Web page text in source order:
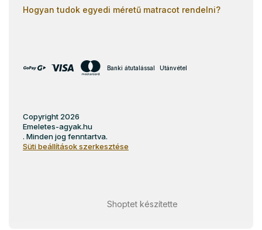
Hogyan tudok egyedi méretű matracot rendelni?
Banki átutalással Utánvétel
Shoptet készítette
Copyright 2026
Emeletes-agyak.hu
. Minden jog fenntartva.
Süti beállítások szerkesztése